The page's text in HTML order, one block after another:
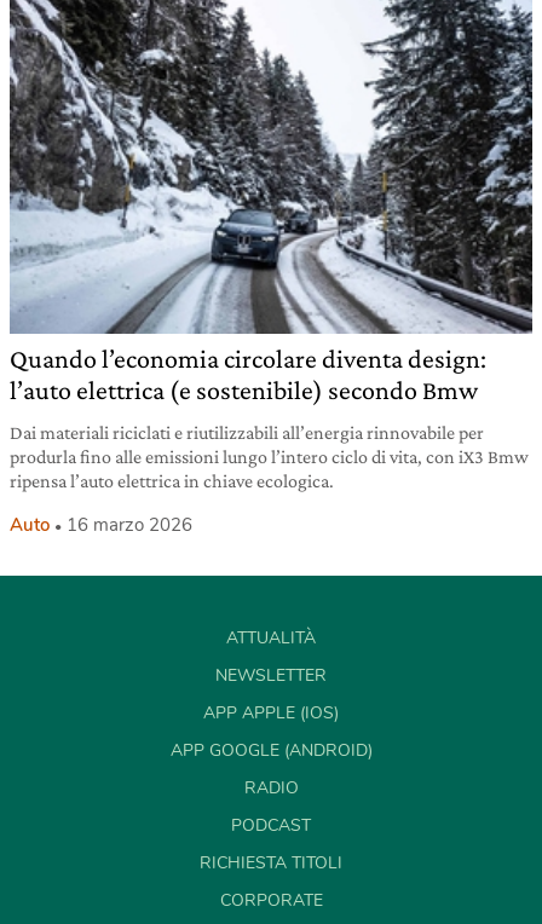
Quando l’economia circolare diventa design:
l’auto elettrica (e sostenibile) secondo Bmw
Dai materiali riciclati e riutilizzabili all’energia rinnovabile per
produrla fino alle emissioni lungo l’intero ciclo di vita, con iX3 Bmw
ripensa l’auto elettrica in chiave ecologica.
Auto 16 marzo 2026
ATTUALITÀ
NEWSLETTER
APP APPLE (IOS)
APP GOOGLE (ANDROID)
RADIO
PODCAST
RICHIESTA TITOLI
CORPORATE